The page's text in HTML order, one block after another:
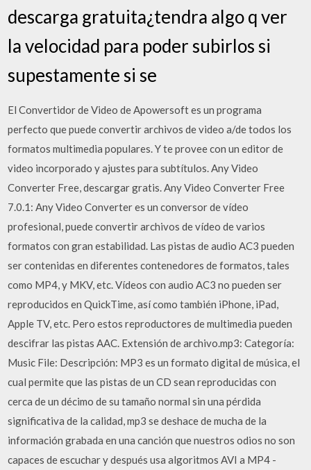
descarga gratuita¿tendra algo q ver
la velocidad para poder subirlos si
supestamente si se
El Convertidor de Video de Apowersoft es un programa
perfecto que puede convertir archivos de video a/de todos los
formatos multimedia populares. Y te provee con un editor de
video incorporado y ajustes para subtítulos. Any Video
Converter Free, descargar gratis. Any Video Converter Free
7.0.1: Any Video Converter es un conversor de vídeo
profesional, puede convertir archivos de vídeo de varios
formatos con gran estabilidad. Las pistas de audio AC3 pueden
ser contenidas en diferentes contenedores de formatos, tales
como MP4, y MKV, etc. Vídeos con audio AC3 no pueden ser
reproducidos en QuickTime, así como también iPhone, iPad,
Apple TV, etc. Pero estos reproductores de multimedia pueden
descifrar las pistas AAC. Extensión de archivo.mp3: Categoría:
Music File: Descripción: MP3 es un formato digital de música, el
cual permite que las pistas de un CD sean reproducidas con
cerca de un décimo de su tamaño normal sin una pérdida
significativa de la calidad, mp3 se deshace de mucha de la
información grabada en una canción que nuestros odios no son
capaces de escuchar y después usa algoritmos AVI a MP4 -